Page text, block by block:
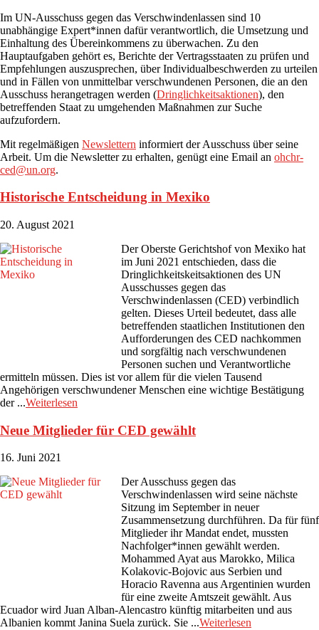
Im UN-Ausschuss gegen das Verschwindenlassen sind 10
unabhängige Expert*innen dafür verantwortlich, die Umsetzung und
Einhaltung des Übereinkommens zu überwachen. Zu den
Hauptaufgaben gehört es, Berichte der Vertragsstaaten zu prüfen und
Empfehlungen auszusprechen, über Individualbeschwerden zu urteilen
und in Fällen von unmittelbar verschwundenen Personen, die an den
Ausschuss herangetragen werden (Dringlichkeitsaktionen), den
betreffenden Staat zu umgehenden Maßnahmen zur Suche
aufzufordern.
Mit regelmäßigen Newslettern informiert der Ausschuss über seine
Arbeit. Um die Newsletter zu erhalten, genügt eine Email an ohchr-
ced@un.org.
Historische Entscheidung in Mexiko
20. August 2021
Der Oberste Gerichtshof von Mexiko hat
im Juni 2021 entschieden, dass die
Dringlichkeitskeitsaktionen des UN
Ausschusses gegen das
Verschwindenlassen (CED) verbindlich
gelten. Dieses Urteil bedeutet, dass alle
betreffenden staatlichen Institutionen den
Aufforderungen des CED nachkommen
und sorgfältig nach verschwundenen
Personen suchen und Verantwortliche
ermitteln müssen. Dies ist vor allem für die vielen Tausend
Angehörigen verschwundener Menschen eine wichtige Bestätigung
der ...Weiterlesen
Neue Mitglieder für CED gewählt
16. Juni 2021
Der Ausschuss gegen das
Verschwindenlassen wird seine nächste
Sitzung im September in neuer
Zusammensetzung durchführen. Da für fünf
Mitglieder ihr Mandat endet, mussten
Nachfolger*innen gewählt werden.
Mohammed Ayat aus Marokko, Milica
Kolakovic-Bojovic aus Serbien und
Horacio Ravenna aus Argentinien wurden
für eine zweite Amtszeit gewählt. Aus
Ecuador wird Juan Alban-Alencastro künftig mitarbeiten und aus
Albanien kommt Janina Suela zurück. Sie ...Weiterlesen